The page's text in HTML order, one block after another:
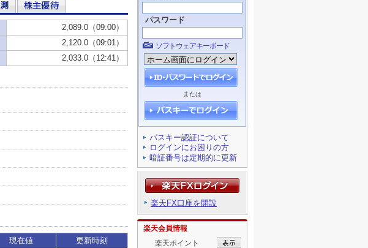
パスワード
ソフトウェアキーボード
または
パスキー認証について
ログインにお困りの方
暗証番号は定期的に更新
楽天FX口座を開設
楽天会員情報
楽天ポイント